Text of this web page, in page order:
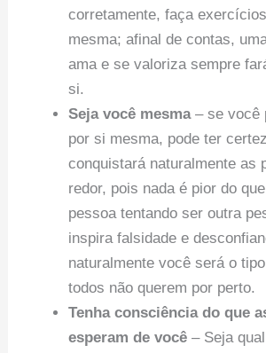
corretamente, faça
mesma; afinal de contas,
ama e se valoriza sempre
si.
Seja você mesma– se você
por si mesma, pode ter
conquistará naturalmente as
redor, pois nada é pior do
pessoa tentando ser outra
inspira falsidade e
naturalmente você será o
todos não querem por perto.
Tenha consciência do que
esperam de você – Seja